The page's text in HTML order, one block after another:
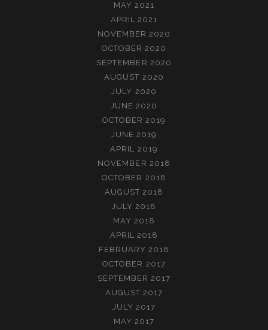
MAY 2021
APRIL 2021
NOVEMBER 2020
OCTOBER 2020
SEPTEMBER 2020
AUGUST 2020
JULY 2020
JUNE 2020
OCTOBER 2019
JUNE 2019
APRIL 2019
NOVEMBER 2018
OCTOBER 2018
AUGUST 2018
JULY 2018
MAY 2018
APRIL 2018
FEBRUARY 2018
OCTOBER 2017
SEPTEMBER 2017
AUGUST 2017
JULY 2017
MAY 2017